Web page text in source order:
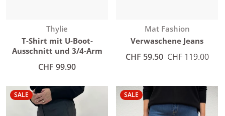
Anbieter:
Thylie
T-Shirt mit U-Boot-
Ausschnitt und 3/4-Arm
Normaler Preis
CHF 99.90
Anbieter:
Mat Fashion
Verwaschene Jeans
Angebotspreis
CHF 59.50 Normaler Preis
CHF 119.00
SALE SALE